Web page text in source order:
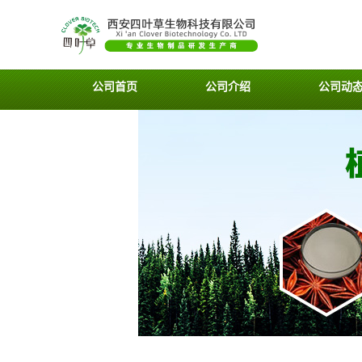
公司首页 公司介绍 公司动